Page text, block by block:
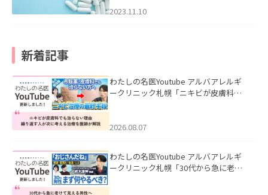
2023.11.10
新着記事
わたしの名医Youtube アルバアレルギ
ークリニック札幌「ニキビが皮膚科で
ました。
2026.08.07
わたしの名医Youtube アルバアレルギ
ークリニック札幌「30代から急に老け